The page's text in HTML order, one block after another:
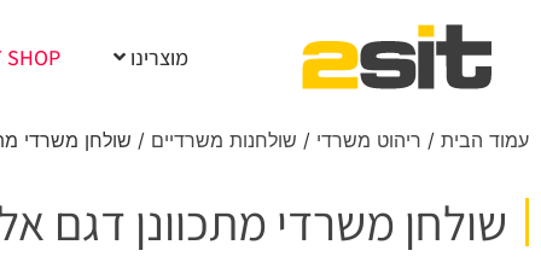
מוצרינו SHOP
עמוד הבית / ריהוט משרדי / שולחנות משרדיים / שולחן משרדי
שולחן משרדי מתכוונן דגם